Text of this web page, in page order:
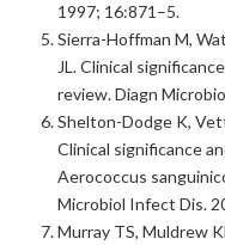
1997; 16:871–5.
Sierra-Hoffman M,
JL. Clinical
review. Diagn
Shelton-Dodge K,
Clinical significance
Aerococcus
Microbiol Infect Dis.
Murray TS, Muldrew